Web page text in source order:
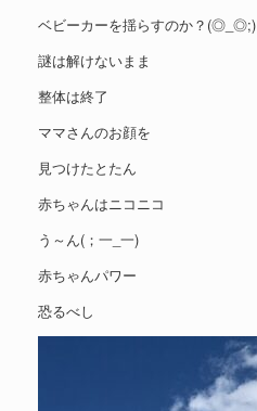
ベビーカーを揺らすのか？(◎_◎;)
謎は解けないまま
整体は終了
ママさんのお顔を
見つけたとたん
赤ちゃんはニコニコ
う～ん(；一_一)
赤ちゃんパワー
恐るべし